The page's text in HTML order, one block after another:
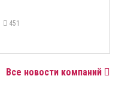
451
Все новости компаний